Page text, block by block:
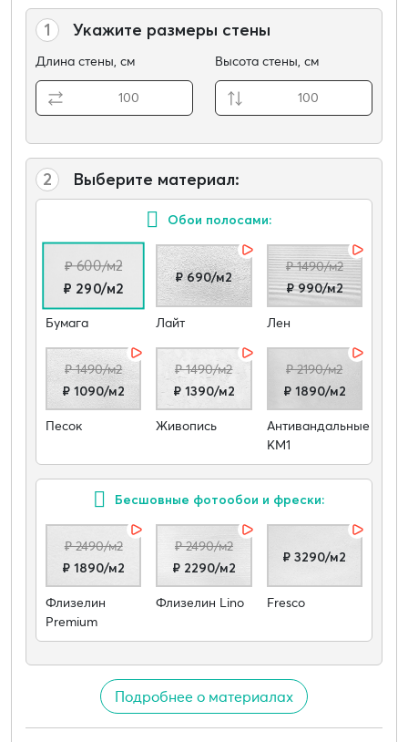
1 Укажите размеры стены
Длина стены, см Высота стены, см
2 Выберите материал:
Обои полосами:
₽ 600/м2
₽ 290/м2
Бумага
₽ 690/м2
Лайт
₽ 1490/м2
₽ 990/м2
Лен
₽ 1490/м2
₽ 1090/м2
Песок
₽ 1490/м2
₽ 1390/м2
Живопись
₽ 2190/м2
₽ 1890/м2
Антивандальные
КМ1
Бесшовные фотообои и фрески:
₽ 2490/м2
₽ 1890/м2
Флизелин
Premium
₽ 2490/м2
₽ 2290/м2
Флизелин Lino
₽ 3290/м2
Fresco
Подробнее о материалах